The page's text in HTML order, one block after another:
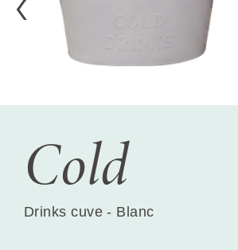
Choisir mes dates
Cold
Drinks cuve - Blanc